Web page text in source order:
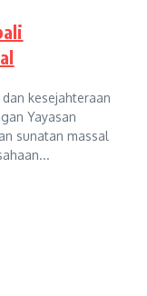
kesejahteraan
Yayasan
sunatan massal